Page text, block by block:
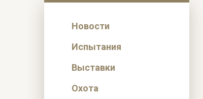
Новости
Испытания
Выставки
Охота